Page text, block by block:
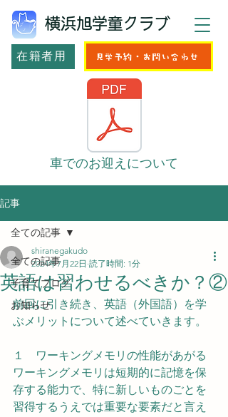
横浜旭学童クラブ
在籍者用 見学予約・お問い合わせ
車でのお迎えについて
記事
全ての記事
子育てブログ
お知らせ
全ての記事
英語は習わせるべきか？②
shiranegakudo
2024年7月22日 読了時間: 1分
前回に引き続き、英語（外国語）を学
ぶメリットについて述べていきます。
１　ワーキングメモリの性能があがる
ワーキングメモリは短期的に記憶を保
存する能力で、特に新しいものごとを
習得するうえでは重要な要素だと言え